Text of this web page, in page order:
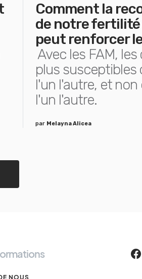
Comment la
de notre
peut renforcer
Avec les FAM,
plus susceptibles
l'un l'autre, et non
l'un l'autre.
par Melayna Alicea
NOUS